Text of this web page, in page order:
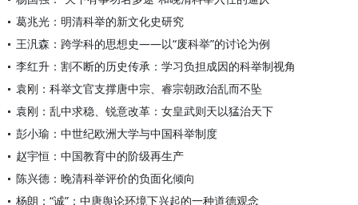
葛兆光：明清科举的新文化史研究
王汎森：跨学科的思想史——以“废科举”的讨论为例
李红升：割不断的历史传承：学习负担成因的科举制视角
袁刚：科举文官支撑唐中宗、睿宗朝政治乱而不坠
袁刚：乱中求稳、锐意改革：女皇武则天以猛治天下
彭小瑜：中世纪欧洲大学与中国科举制度
赵宇恒：中国教育中的阶级再生产
陈兴德：晚清科举评价的负面化倾向
杨朗：“诚”：中唐舆论环境下兴起的一种道德观念